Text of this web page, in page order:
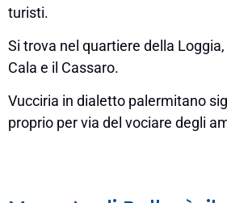
turisti.
Si trova nel quartiere della
Cala e il Cassaro.
Vucciria in dialetto palermitano
proprio per via del vociare degli